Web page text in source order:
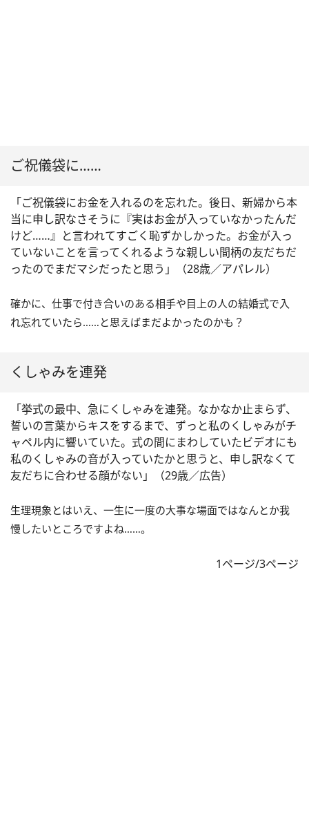
ご祝儀袋に……
「ご祝儀袋にお金を入れるのを忘れた。後日、新婦から本
当に申し訳なさそうに『実はお金が入っていなかったんだ
けど……』と言われてすごく恥ずかしかった。お金が入っ
ていないことを言ってくれるような親しい間柄の友だちだ
ったのでまだマシだったと思う」（28歳／アパレル）
確かに、仕事で付き合いのある相手や目上の人の結婚式で入
れ忘れていたら……と思えばまだよかったのかも？
くしゃみを連発
「挙式の最中、急にくしゃみを連発。なかなか止まらず、
誓いの言葉からキスをするまで、ずっと私のくしゃみがチ
ャペル内に響いていた。式の間にまわしていたビデオにも
私のくしゃみの音が入っていたかと思うと、申し訳なくて
友だちに合わせる顔がない」（29歳／広告）
生理現象とはいえ、一生に一度の大事な場面ではなんとか我
慢したいところですよね……。
1ページ/3ページ